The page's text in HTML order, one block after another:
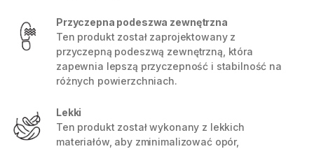
Przyczepna podeszwa zewnętrzna
Ten produkt został zaprojektowany z
przyczepną podeszwą zewnętrzną, która
zapewnia lepszą przyczepność i stabilność na
różnych powierzchniach.
Lekki
Ten produkt został wykonany z lekkich
materiałów, aby zminimalizować opór,